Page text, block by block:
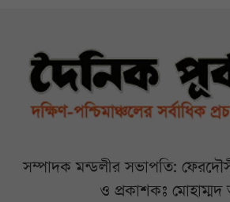
সম্পাদক মন্ডলীর সভাপতি:
ও প্রকাশকঃ